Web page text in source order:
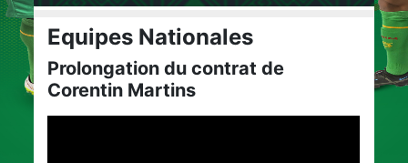
Equipes Nationales
Prolongation du contrat de
Corentin Martins